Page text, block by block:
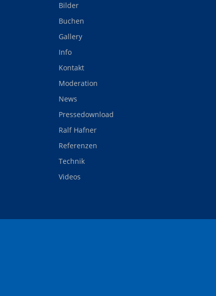
Bilder
Buchen
Gallery
Info
Kontakt
Moderation
News
Pressedownload
Ralf Hafner
Referenzen
Technik
Videos